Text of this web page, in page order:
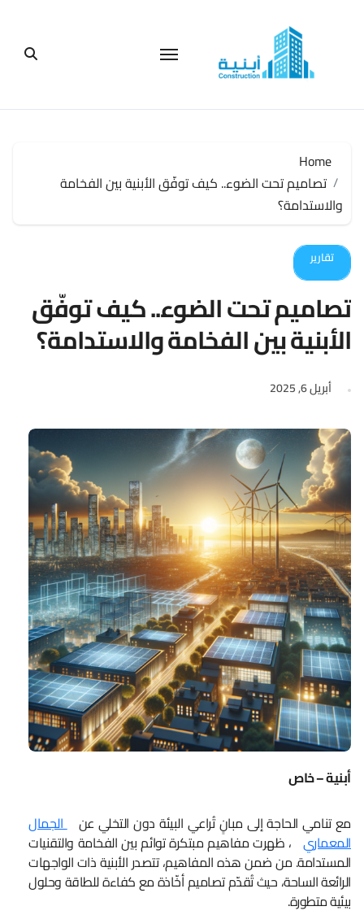
Home
تصاميم تحت الضوء.. كيف توفّق الأبنية بين الفخامة
والاستدامة؟
تقارير
تصاميم تحت الضوء.. كيف توفّق
الأبنية بين الفخامة والاستدامة؟
أبريل 6, 2025
أبنية – خاص
مع تنامي الحاجة إلى مبانٍ تُراعي البيئة دون التخلي عن الجمال
المعماري ، ظهرت مفاهيم مبتكرة توائم بين الفخامة والتقنيات
المستدامة. من ضمن هذه المفاهيم، تتصدر الأبنية ذات الواجهات
الرائعة الساحة، حيث تُقدّم تصاميم أخّاذة مع كفاءة للطاقة وحلول
بيئية متطورة.